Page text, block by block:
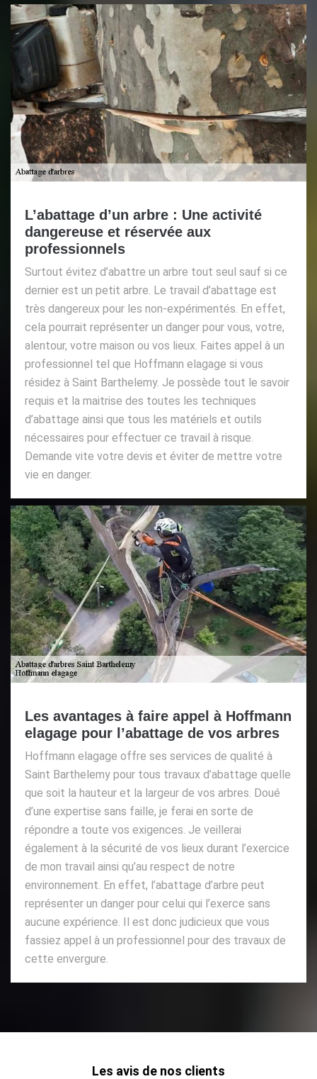
L’abattage d’un arbre : Une activité
dangereuse et réservée aux
professionnels
Surtout évitez d’abattre un arbre tout seul sauf si ce
dernier est un petit arbre. Le travail d’abattage est
très dangereux pour les non-expérimentés. En effet,
cela pourrait représenter un danger pour vous, votre,
alentour, votre maison ou vos lieux. Faites appel à un
professionnel tel que Hoffmann elagage si vous
résidez à Saint Barthelemy. Je possède tout le savoir
requis et la maitrise des toutes les techniques
d’abattage ainsi que tous les matériels et outils
nécessaires pour effectuer ce travail à risque.
Demande vite votre devis et éviter de mettre votre
vie en danger.
Les avantages à faire appel à Hoffmann
elagage pour l’abattage de vos arbres
Hoffmann elagage offre ses services de qualité à
Saint Barthelemy pour tous travaux d’abattage quelle
que soit la hauteur et la largeur de vos arbres. Doué
d’une expertise sans faille, je ferai en sorte de
répondre a toute vos exigences. Je veillerai
également à la sécurité de vos lieux durant l’exercice
de mon travail ainsi qu’au respect de notre
environnement. En effet, l’abattage d’arbre peut
représenter un danger pour celui qui l’exerce sans
aucune expérience. Il est donc judicieux que vous
fassiez appel à un professionnel pour des travaux de
cette envergure.
Les avis de nos clients